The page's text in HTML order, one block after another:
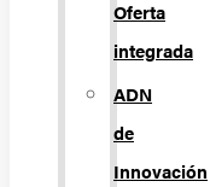
Oferta
integrada
ADN
de
Innovación